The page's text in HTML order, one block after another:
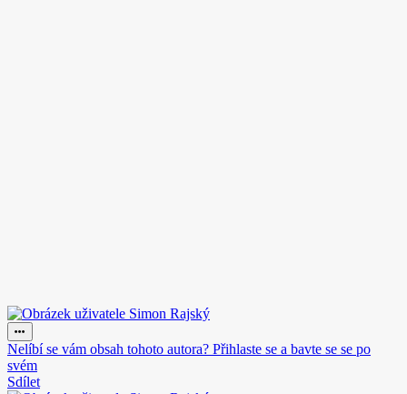
Nelíbí se vám obsah tohoto autora? Přihlaste se a bavte se se po
svém
Sdílet